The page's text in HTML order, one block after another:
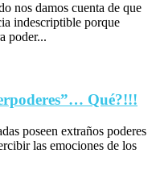
nos damos cuenta de que
indescriptible porque
poder...
Qué?!!!
poseen extraños poderes
las emociones de los